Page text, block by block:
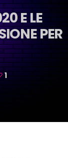
E LE
PER
1